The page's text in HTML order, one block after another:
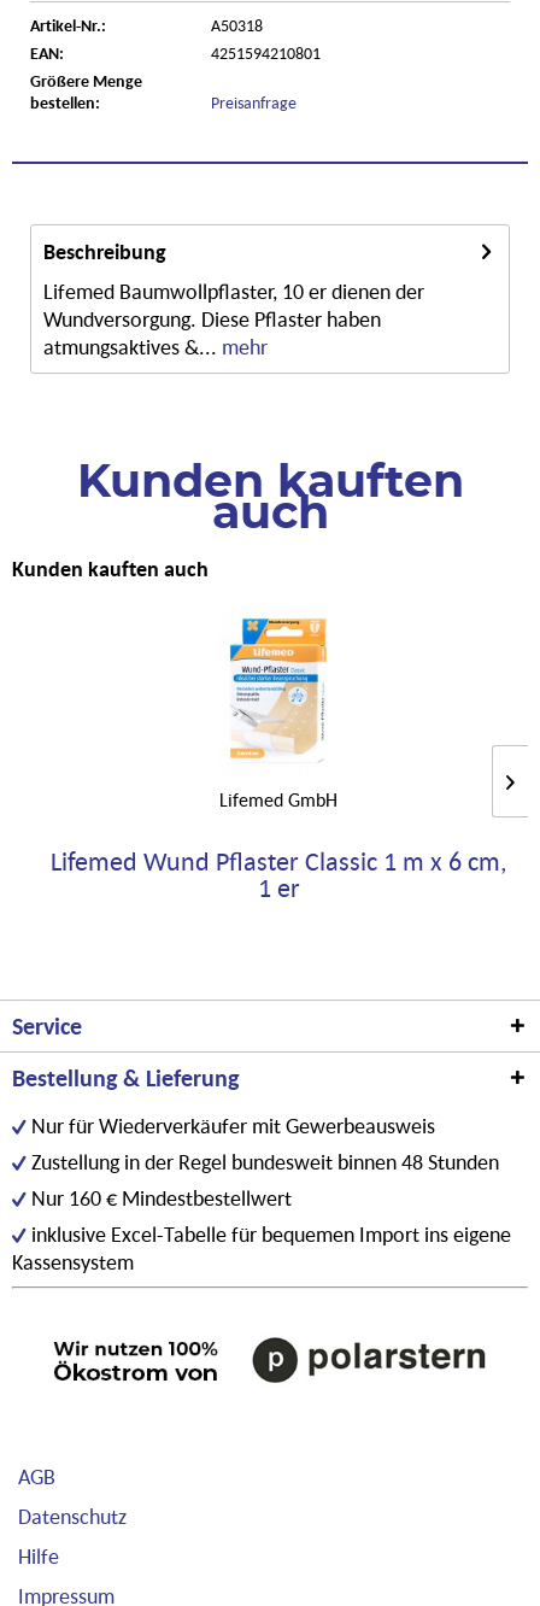
Artikel-Nr.:
A50318
EAN:
4251594210801
Größere Menge
bestellen:
Preisanfrage
Beschreibung
Lifemed Baumwollpflaster, 10 er dienen der
Wundversorgung. Diese Pflaster haben
atmungsaktives &... mehr
Kunden kauften
auch
Kunden kauften auch
Lifemed GmbH
Lifemed Wund Pflaster Classic 1 m x 6 cm,
1 er
Service
Bestellung & Lieferung
Nur für Wiederverkäufer mit Gewerbeausweis
Zustellung in der Regel bundesweit binnen 48 Stunden
Nur 160 € Mindestbestellwert
inklusive Excel-Tabelle für bequemen Import ins eigene
Kassensystem
AGB
Datenschutz
Hilfe
Impressum